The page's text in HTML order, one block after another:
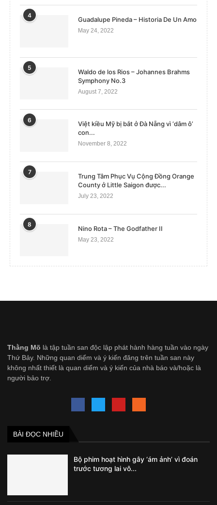
4
Guadalupe Pineda – Historia De Un Amo
May 24, 2022
5
Waldo de los Rios – Johannes Brahms
Symphony No.3
August 7, 2022
6
Việt kiều Mỹ bị bắt ở Đà Nẵng vì ‘dâm ô’
con...
November 8, 2022
7
Trung Tâm Phục Vụ Cộng Đồng Orange
County ở Little Saigon được...
July 23, 2022
8
Nino Rota – The Godfather II
May 23, 2022
Thằng Mõ là tập tuần san độc lập phát hành hàng tuần vào ngày
Thứ Bảy. Những quan diểm và ý kiến đăng trên tuần san này
không nhất thiết là quan diểm và ý kiến của nhà báo và/hoặc là
người bảo trợ.
BÀI ĐỌC NHIỀU
Bộ phim hoạt hình gây ‘ám ảnh’ vì đoán
trước tương lai vô...